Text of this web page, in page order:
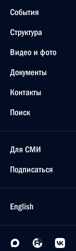
События
Структура
Видео и фото
Документы
Контакты
Поиск
Для СМИ
Подписаться
English